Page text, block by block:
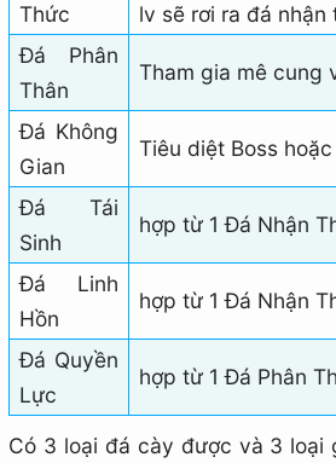
Thức
lv sẽ rơi ra đá nhận
Đá Phân
Thân
Tham gia mê cung
Đá Không
Gian
Tiêu diệt Boss
Đá Tái
Sinh
hợp từ 1 Đá Nhận
Đá Linh
Hồn
hợp từ 1 Đá Nhận
Đá Quyền
Lực
hợp từ 1 Đá Phân
Có 3 loại đá cày được và 3 loại